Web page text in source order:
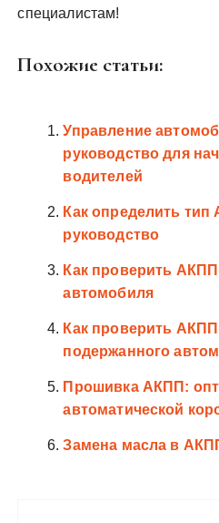
специалистам!
Похожие статьи:
Управление
руководство для
водителей
Как определить
руководство
Как проверить
автомобиля
Как проверить
подержанного
Прошивка АКПП:
автоматической
Замена масла в